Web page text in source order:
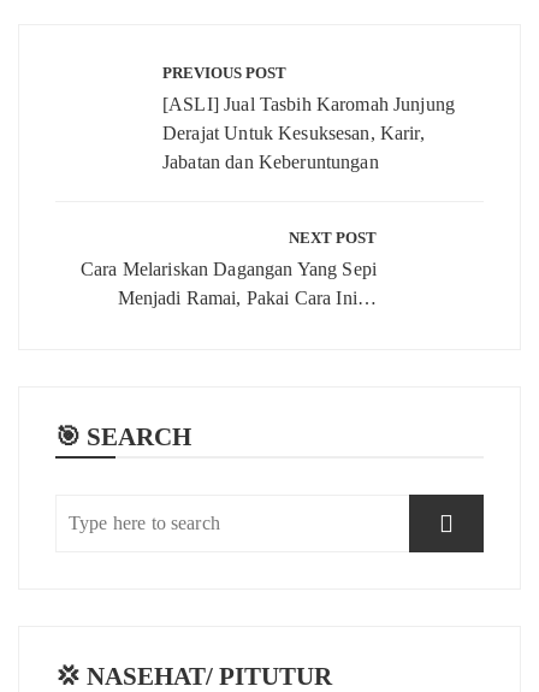
navigationPREVIOUS POST
[ASLI] Jual Tasbih Karomah Junjung
Derajat Untuk Kesuksesan, Karir,
Jabatan dan Keberuntungan
NEXT POST
Cara Melariskan Dagangan Yang Sepi
Menjadi Ramai, Pakai Cara Ini…
🎯 SEARCH
💢 NASEHAT/ PITUTUR